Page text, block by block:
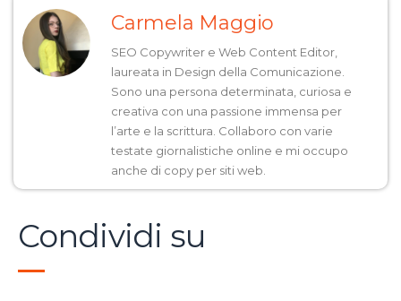
Carmela Maggio
SEO Copywriter e Web Content Editor,
laureata in Design della Comunicazione.
Sono una persona determinata, curiosa e
creativa con una passione immensa per
l’arte e la scrittura. Collaboro con varie
testate giornalistiche online e mi occupo
anche di copy per siti web.
Condividi su